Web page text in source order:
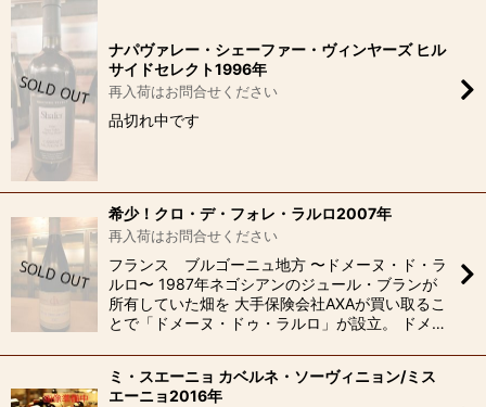
ナパヴァレー・シェーファー・ヴィンヤーズ ヒル
サイドセレクト1996年
再入荷はお問合せください
品切れ中です
希少！クロ・デ・フォレ・ラルロ2007年
再入荷はお問合せください
フランス ブルゴーニュ地方 〜ドメーヌ・ド・ラ
ルロ〜 1987年ネゴシアンのジュール・ブランが
所有していた畑を 大手保険会社AXAが買い取るこ
とで「ドメーヌ・ドゥ・ラルロ」が設立。 ドメ…
ミ・スエーニョ カベルネ・ソーヴィニョン/ミス
エーニョ2016年